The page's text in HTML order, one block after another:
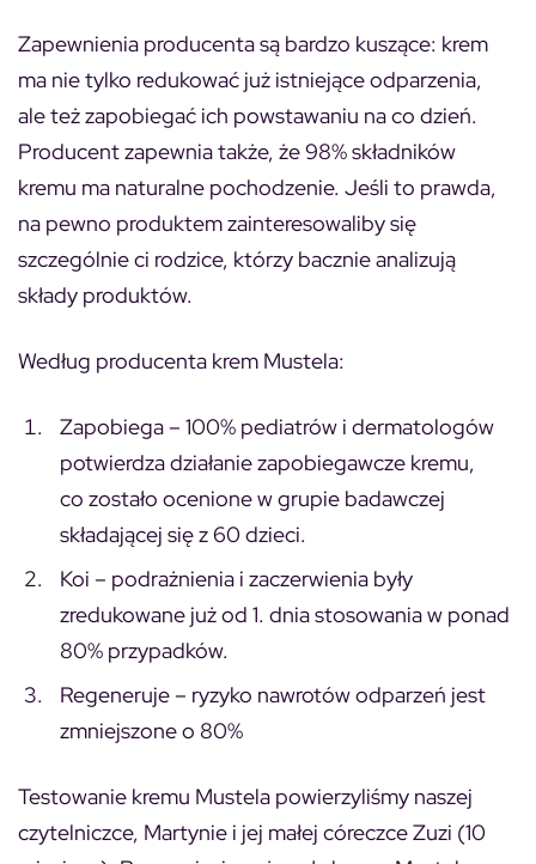
Zapewnienia producenta są bardzo kuszące: krem
ma nie tylko redukować już istniejące odparzenia,
ale też zapobiegać ich powstawaniu na co dzień.
Producent zapewnia także, że 98% składników
kremu ma naturalne pochodzenie. Jeśli to prawda,
na pewno produktem zainteresowaliby się
szczególnie ci rodzice, którzy bacznie analizują
składy produktów.
Według producenta krem Mustela:
Zapobiega – 100% pediatrów i dermatologów
potwierdza działanie zapobiegawcze kremu,
co zostało ocenione w grupie badawczej
składającej się z 60 dzieci.
Koi – podrażnienia i zaczerwienia były
zredukowane już od 1. dnia stosowania w ponad
80% przypadków.
Regeneruje – ryzyko nawrotów odparzeń jest
zmniejszone o 80%
Testowanie kremu Mustela powierzyliśmy naszej
czytelniczce, Martynie i jej małej córeczce Zuzi (10